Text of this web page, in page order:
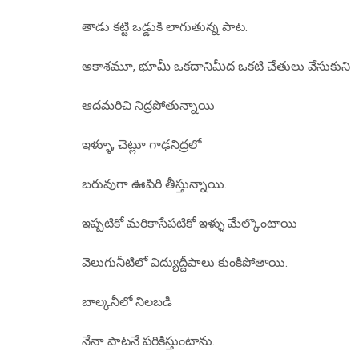
తాడు కట్టి ఒడ్డుకి లాగుతున్న పాట.
అకాశమూ, భూమీ ఒకదానిమీద ఒకటి చేతులు వేసుకుని
ఆదమరిచి నిద్రపోతున్నాయి
ఇళ్ళూ, చెట్లూ గాఢనిద్రలో
బరువుగా ఊపిరి తీస్తున్నాయి.
ఇప్పటికో మరికాసేపటికో ఇళ్ళు మేల్కొంటాయి
వెలుగునీటిలో విద్యుద్దీపాలు కుంకిపోతాయి.
బాల్కనీలో నిలబడి
నేనా పాటనే పరికిస్తుంటాను.